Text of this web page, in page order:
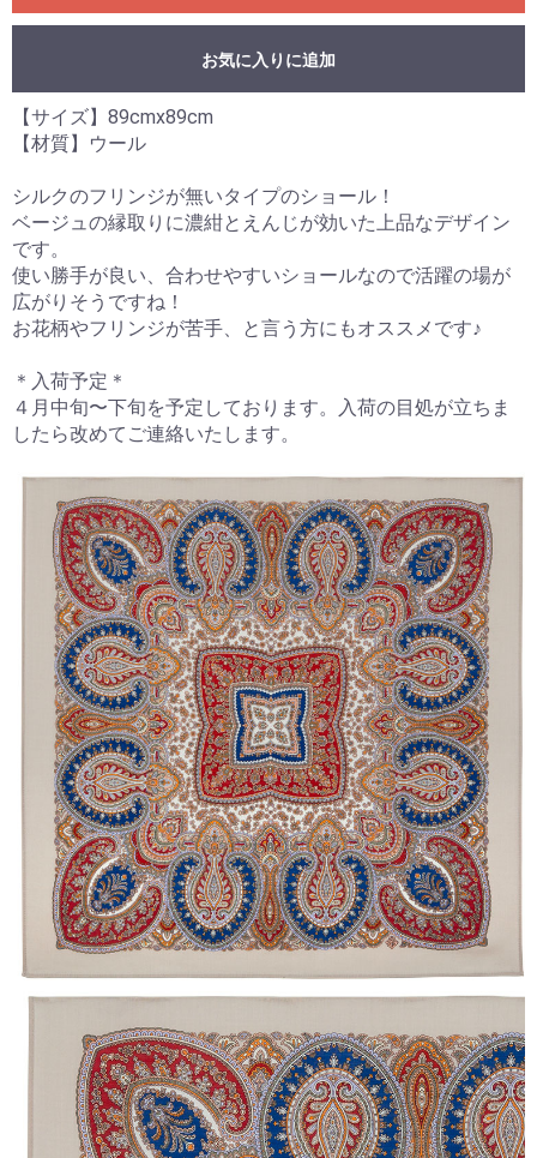
お気に入りに追加
【サイズ】89cmx89cm
【材質】ウール
シルクのフリンジが無いタイプのショール！
ベージュの縁取りに濃紺とえんじが効いた上品なデザイン
です。
使い勝手が良い、合わせやすいショールなので活躍の場が
広がりそうですね！
お花柄やフリンジが苦手、と言う方にもオススメです♪
＊入荷予定＊
４月中旬〜下旬を予定しております。入荷の目処が立ちま
したら改めてご連絡いたします。